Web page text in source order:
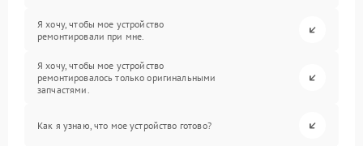
Я хочу, чтобы мое устройство
ремонтировали при мне.
Я хочу, чтобы мое устройство
ремонтировалось только оригинальными
запчастями.
Как я узнаю, что мое устройство готово?